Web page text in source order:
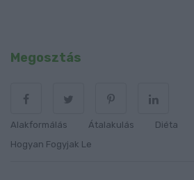
Megosztás
Alakformálás Átalakulás Diéta
Hogyan Fogyjak Le